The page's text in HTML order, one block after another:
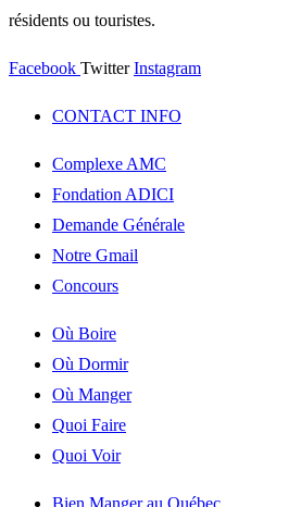
résidents ou touristes.
Facebook Twitter Instagram
CONTACT INFO
Complexe AMC
Fondation ADICI
Demande Générale
Notre Gmail
Concours
Où Boire
Où Dormir
Où Manger
Quoi Faire
Quoi Voir
Bien Manger au Québec